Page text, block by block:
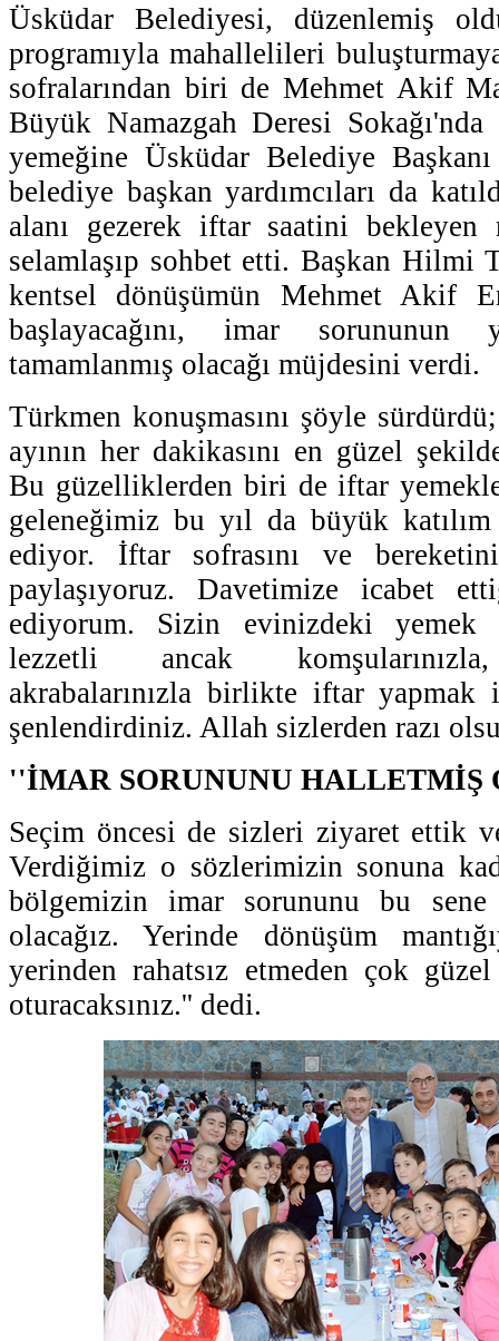
Üsküdar Belediyesi, düzenlemiş
programıyla mahallelileri
sofralarından biri de Mehmet Akif
Büyük Namazgah Deresi
yemeğine Üsküdar Belediye
belediye başkan yardımcıları da
alanı gezerek iftar saatini bekleyen
selamlaşıp sohbet etti. Başkan Hilmi
kentsel dönüşümün Mehmet Akif
başlayacağını, imar
tamamlanmış olacağı müjdesini verdi.
Türkmen konuşmasını şöyle
ayının her dakikasını en güzel
Bu güzelliklerden biri de iftar
geleneğimiz bu yıl da büyük
ediyor. İftar sofrasını ve
paylaşıyoruz. Davetimize icabet
ediyorum. Sizin evinizdeki yemek
lezzetli ancak komşularınızla,
akrabalarınızla birlikte iftar yapmak
şenlendirdiniz. Allah sizlerden razı
''İMAR SORUNUNU HALLETMİŞ
Seçim öncesi de sizleri ziyaret ettik
Verdiğimiz o sözlerimizin sonuna
bölgemizin imar sorununu bu sene
olacağız. Yerinde dönüşüm
yerinden rahatsız etmeden çok
oturacaksınız.'' dedi.